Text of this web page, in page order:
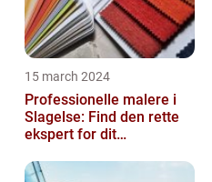
15 march 2024
Professionelle malere i
Slagelse: Find den rette
ekspert for dit